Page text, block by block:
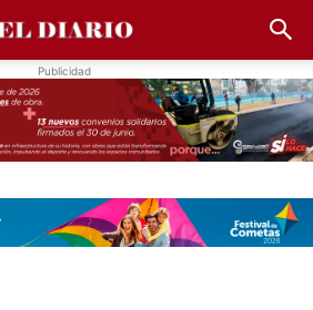
Publicidad